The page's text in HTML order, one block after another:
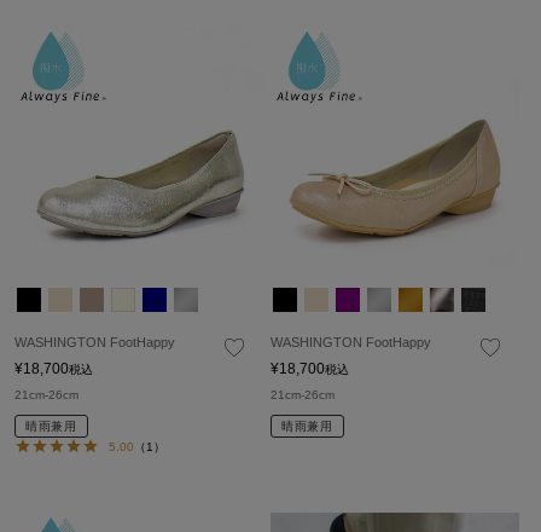
WASHINGTON FootHappy
¥18,700税込
21cm-26cm
晴雨兼用
5.00 （1）
WASHINGTON FootHappy
¥18,700税込
21cm-26cm
晴雨兼用